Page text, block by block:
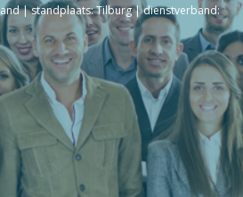
| standplaats: Tilburg | dienstverband: